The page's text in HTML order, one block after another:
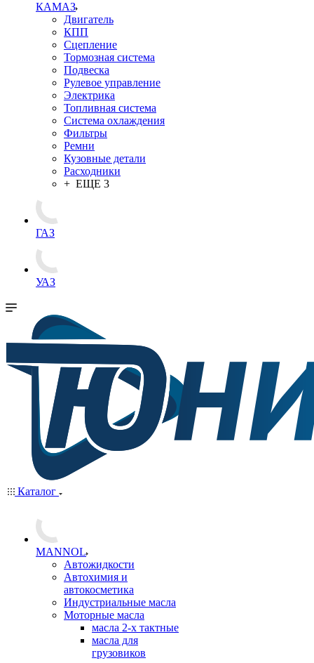
КАМАЗ
Двигатель
КПП
Сцепление
Тормозная система
Подвеска
Рулевое управление
Электрика
Топливная система
Система охлаждения
Фильтры
Ремни
Кузовные детали
Расходники
+ ЕЩЕ 3
ГАЗ
УАЗ
Каталог
MANNOL
Автожидкости
Автохимия и
автокосметика
Индустриальные масла
Моторные масла
масла 2-х тактные
масла для
грузовиков